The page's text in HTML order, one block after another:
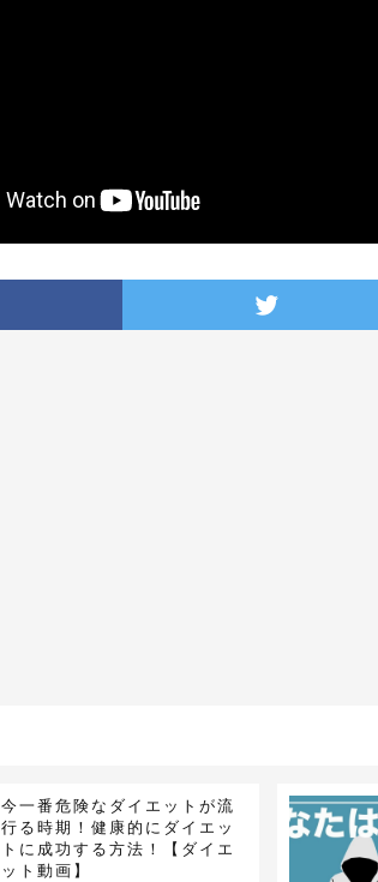
今一番危険なダイエットが流
行る時期！健康的にダイエッ
トに成功する方法！【ダイエ
ット動画】